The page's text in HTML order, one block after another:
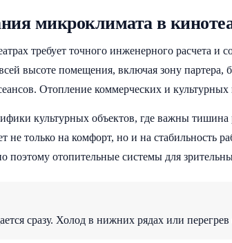
микроклимата в
требует точного инженерного расчета и
высоте помещения, включая зону партера,
Отопление коммерческих и
культурных объектов, где важны
только на комфорт, но и на стабильность
отопительные системы для
сразу. Холод в нижних рядах или